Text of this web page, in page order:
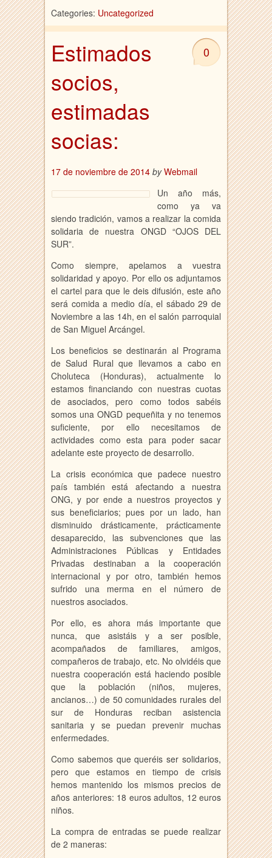
Categories: Uncategorized
0
Estimados
socios,
estimadas
socias:
17 de noviembre de 2014 by Webmail
Un año más,
como ya va
siendo tradición, vamos a realizar la comida
solidaria de nuestra ONGD “OJOS DEL
SUR”.
Como siempre, apelamos a vuestra
solidaridad y apoyo. Por ello os adjuntamos
el cartel para que le deis difusión, este año
será comida a medio día, el sábado 29 de
Noviembre a las 14h, en el salón parroquial
de San Miguel Arcángel.
Los beneficios se destinarán al Programa
de Salud Rural que llevamos a cabo en
Choluteca (Honduras), actualmente lo
estamos financiando con nuestras cuotas
de asociados, pero como todos sabéis
somos una ONGD pequeñita y no tenemos
suficiente, por ello necesitamos de
actividades como esta para poder sacar
adelante este proyecto de desarrollo.
La crisis económica que padece nuestro
país también está afectando a nuestra
ONG, y por ende a nuestros proyectos y
sus beneficiarios; pues por un lado, han
disminuido drásticamente, prácticamente
desaparecido, las subvenciones que las
Administraciones Públicas y Entidades
Privadas destinaban a la cooperación
internacional y por otro, también hemos
sufrido una merma en el número de
nuestros asociados.
Por ello, es ahora más importante que
nunca, que asistáis y a ser posible,
acompañados de familiares, amigos,
compañeros de trabajo, etc. No olvidéis que
nuestra cooperación está haciendo posible
que la población (niños, mujeres,
ancianos…) de 50 comunidades rurales del
sur de Honduras reciban asistencia
sanitaria y se puedan prevenir muchas
enfermedades.
Como sabemos que queréis ser solidarios,
pero que estamos en tiempo de crisis
hemos mantenido los mismos precios de
años anteriores: 18 euros adultos, 12 euros
niños.
La compra de entradas se puede realizar
de 2 maneras: